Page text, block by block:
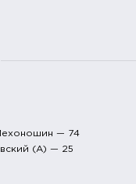
— 74
(А) — 25